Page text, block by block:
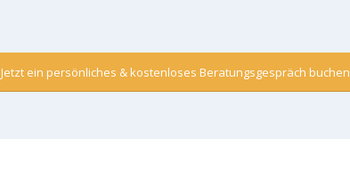
Jetzt ein persönliches & kostenloses Beratungsgespräch buchen